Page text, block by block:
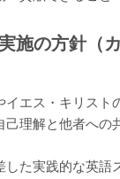
施の方針（
イエス・キリスト
己理解と他者への
した実践的な英語